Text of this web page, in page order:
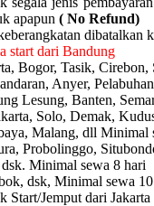
apapun ( No Refund)
dibatalkan
start dari Bandung
Bogor, Tasik,
Anyer,
Lesung, Banten,
Solo, Demak,
Malang, dll Minimal
Probolinggo,
Minimal sewa 8 hari
dsk, Minimal sewa
Start/Jemput dari